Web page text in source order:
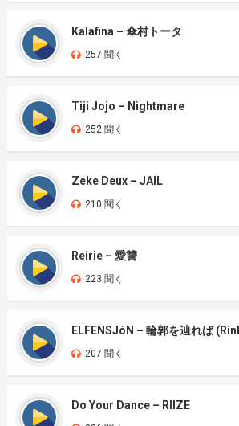
Kalafina – 傘村トータ
257 聞く
Tiji Jojo – Nightmare
252 聞く
Zeke Deux – JAIL
210 聞く
Reirie – 愛讐
223 聞く
ELFENSJóN – 輪郭を辿れば
207 聞く
Do Your Dance – RIIZE